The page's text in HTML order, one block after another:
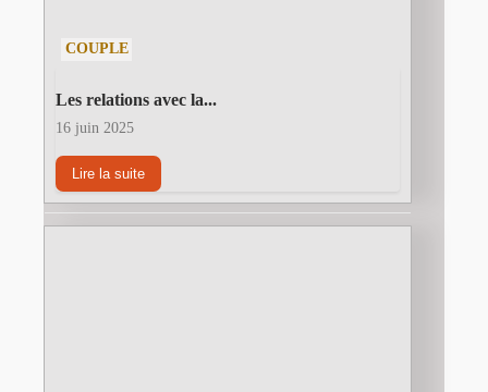
COUPLE
Les relations avec la...
16 juin 2025
Lire la suite